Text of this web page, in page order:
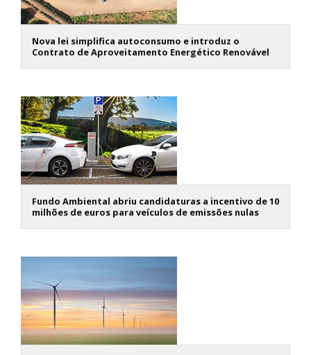
Nova lei simplifica autoconsumo e introduz o
Contrato de Aproveitamento Energético Renovável
Fundo Ambiental abriu candidaturas a incentivo de 10
milhões de euros para veículos de emissões nulas